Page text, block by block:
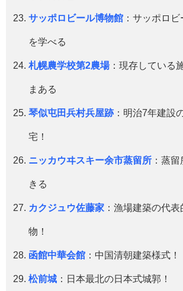
サッポロビール博物館 ：サッポロ
を学べる
札幌農学校第2農場：現存している
まある
琴似屯田兵村兵屋跡：明治7年建設
宅！
ニッカウヰスキー余市蒸留所 ：蒸
きる
カクジュウ佐藤家 ：漁場建築の代
物！
函館中華会館 ：中国清朝建築様式！
松前城 ：日本最北の日本式城郭！